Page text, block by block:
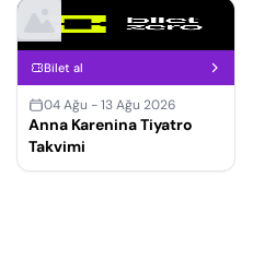
Bilet al
04 Ağu - 13 Ağu 2026
Anna Karenina Tiyatro
Takvimi